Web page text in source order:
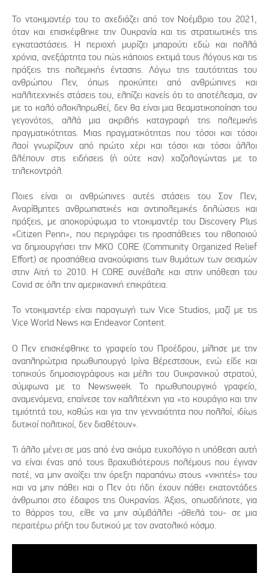
Το ντοκιμαντέρ του το σχεδιάζει από τον Νοέμβριο του 2021,
όταν και επισκέφθηκε την Ουκρανία και τις στρατιωτικές της
εγκαταστάσεις. Η περιοχή μυρίζει μπαρούτι εδώ και πολλά
χρόνια, ανεξάρτητα του πώς κάποιος εκτιμά τους λόγους και τις
πράξεις της πολεμικής έντασης. Λόγω της ταυτότητας του
ανθρώπου Πεν, όπως προκύπτει από ανθρώπινες και
καλλιτεχνικές στάσεις του, ελπίζει κανείς ότι το αποτέλεσμα, αν
με το καλό ολοκληρωθεί, δεν θα είναι μια θεαματικοποίηση του
γεγονότος, αλλά μια ακριβής καταγραφή της πολεμικής
πραγματικότητας. Μιας πραγματικότητας που τόσοι και τόσοι
λαοί γνωρίζουν από πρώτο χέρι και τόσοι και τόσοι άλλοι
βλέπουν στις ειδήσεις (ή ούτε καν) χαζολογώντας με το
τηλεκοντρόλ.
Ποιες είναι οι ανθρώπινες αυτές στάσεις του Σον Πεν;
Αναρίθμητες ανθρωπιστικές και αντιπολεμικές δηλώσεις και
πράξεις, με αποκορύφωμα το ντοκιμαντέρ του Discovery Plus
«Citizen Penn», που περιγράφει τις προσπάθειες του ηθοποιού
να δημιουργήσει την ΜΚΟ CORE (Community Organized Relief
Effort) σε προσπάθεια ανακούφισης των θυμάτων των σεισμών
στην Αϊτή το 2010. Η CORE συνέβαλε και στην υπόθεση του
Covid σε όλη την αμερικανική επικράτεια.
Το ντοκιμαντέρ είναι παραγωγή των Vice Studios, μαζί με τις
Vice World News και Endeavor Content.
Ο Πεν επισκέφθηκε το γραφείο του Προέδρου, μίλησε με την
αναπληρώτρια πρωθυπουργό Ιρίνα Βέρεστσουκ, ενώ είδε και
τοπικούς δημοσιογράφους και μέλη του Ουκρανικού στρατού,
σύμφωνα με το Newsweek. Το πρωθυπουργικό γραφείο,
αναμενόμενα, επαίνεσε τον καλλιτέχνη για «το κουράγιο και την
τιμιότητά του, καθώς και για την γενναιότητα που πολλοί, ιδίως
δυτικοί πολιτικοί, δεν διαθέτουν».
Τι άλλο μένει σε μας από ένα ακόμα ευχολόγιο η υπόθεση αυτή
να είναι ένας από τους βραχυβιότερους πολέμους που έγιναν
ποτέ, να μην ανοίξει την όρεξη παραπάνω στους «νικητές» του
και να μην πάθει και ο Πεν ότι ήδη έχουν πάθει εκατοντάδες
άνθρωποι στο έδαφος της Ουκρανίας. Άξιος, οπωσδήποτε, για
το θάρρος του, είθε να μην σύμβάλλει -άθελά του- σε μια
περαιτέρω ρήξη του δυτικού με τον ανατολικό κόσμο.